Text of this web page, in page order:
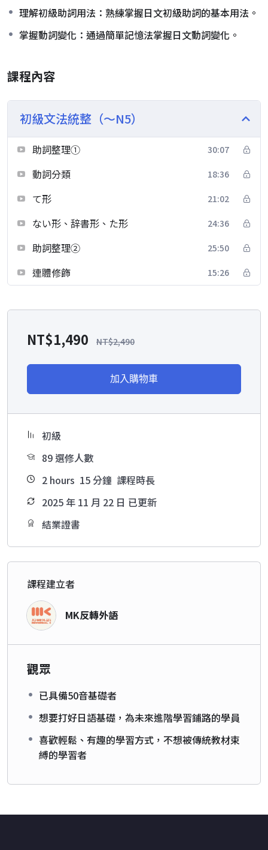
理解初級助詞用法：熟練掌握日文初級助詞的基本用法。
掌握動詞變化：通過簡單記憶法掌握日文動詞變化。
課程內容
初級文法統整（～N5）
助詞整理① 30:07
動詞分類 18:36
て形 21:02
ない形、辞書形、た形 24:36
助詞整理② 25:50
連體修飾 15:26
NT$1,490 NT$2,490
加入購物車
初級
89 選修人數
2 hours 15分鐘 課程時長
2025 年 11 月 22 日 已更新
結業證書
課程建立者
MK反轉外語
觀眾
已具備50音基礎者
想要打好日語基礎，為未來進階學習鋪路的學員
喜歡輕鬆、有趣的學習方式，不想被傳統教材束
縛的學習者